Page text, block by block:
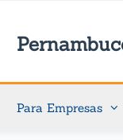
Para Empresas